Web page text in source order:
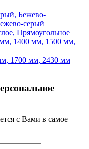
Бежево-
серый
Прямоугольное
1400 мм, 1500 мм,
1700 мм, 2430 мм
с Вами в самое